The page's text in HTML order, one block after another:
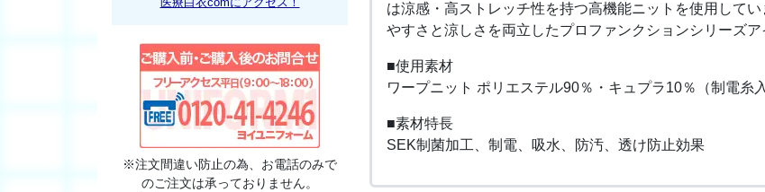
※注文間違い防止の為、お電話のみで
のご注文は承っておりません。
は涼感・高ストレッチ性を持つ高機能ニットを使用して
やすさと涼しさを両立したプロファンクションシリーズア
■使用素材
ワープニット ポリエステル90％・キュプラ10％（制電糸入
■素材特長
SEK制菌加工、制電、吸水、防汚、透け防止効果